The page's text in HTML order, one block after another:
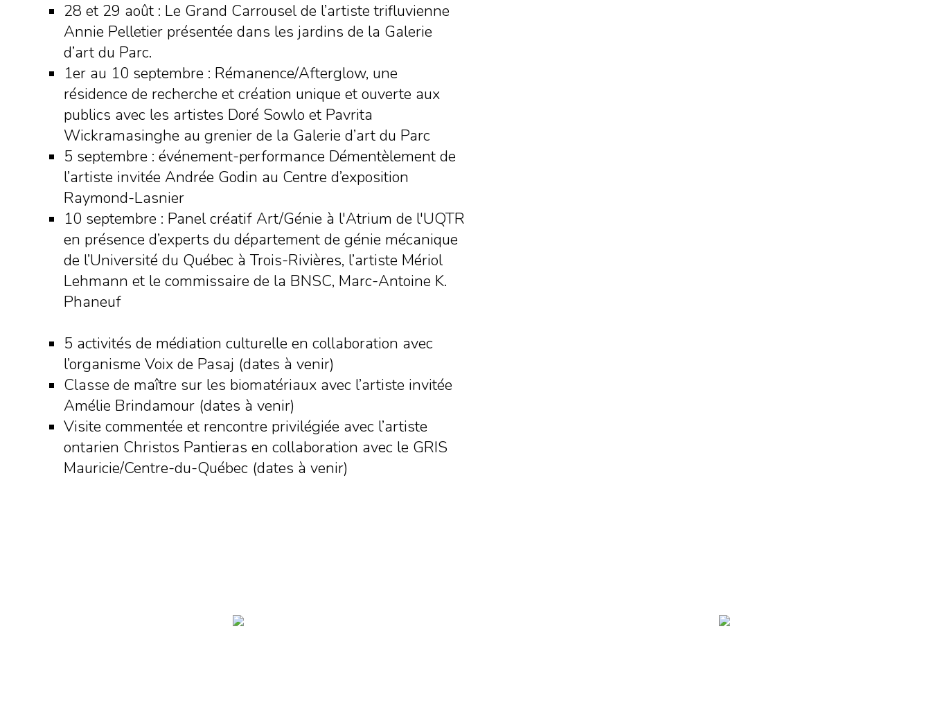
28 et 29 août : Le Grand Carrousel de l’artiste trifluvienne
Annie Pelletier présentée dans les jardins de la Galerie
d’art du Parc.
1er au 10 septembre : Rémanence/Afterglow, une
résidence de recherche et création unique et ouverte aux
publics avec les artistes Doré Sowlo et Pavrita
Wickramasinghe au grenier de la Galerie d’art du Parc
5 septembre : événement-performance Démentèlement de
l’artiste invitée Andrée Godin au Centre d’exposition
Raymond-Lasnier
10 septembre : Panel créatif Art/Génie à l'Atrium de l'UQTR
en présence d’experts du département de génie mécanique
de l’Université du Québec à Trois-Rivières, l’artiste Mériol
Lehmann et le commissaire de la BNSC, Marc-Antoine K.
Phaneuf
5 activités de médiation culturelle en collaboration avec
l’organisme Voix de Pasaj (dates à venir)
Classe de maître sur les biomatériaux avec l’artiste invitée
Amélie Brindamour (dates à venir)
Visite commentée et rencontre privilégiée avec l’artiste
ontarien Christos Pantieras en collaboration avec le GRIS
Mauricie/Centre-du-Québec (dates à venir)